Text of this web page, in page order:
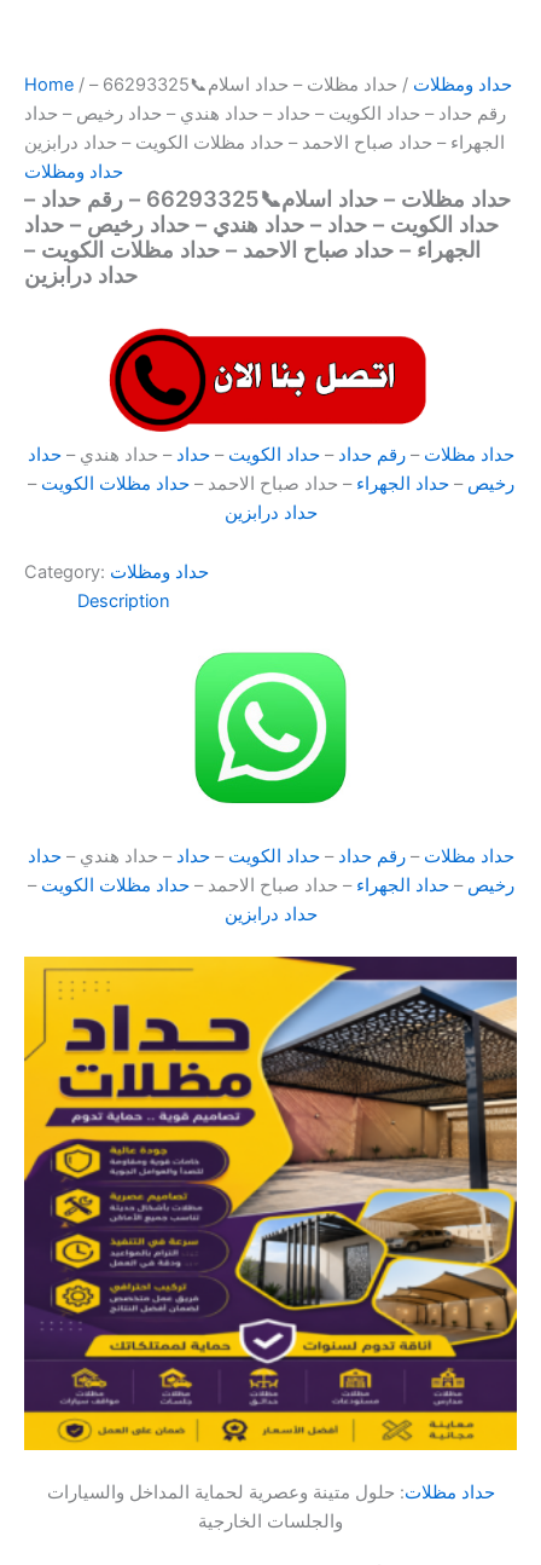
Home / حداد ومظلات
/ حداد مظلات – حداد اسلام📞66293325 –
رقم حداد – حداد الكويت – حداد – حداد هندي – حداد رخيص – حداد
الجهراء – حداد صباح الاحمد – حداد مظلات الكويت – حداد درابزين
حداد ومظلات
حداد مظلات – حداد اسلام📞66293325 – رقم حداد –
حداد الكويت – حداد – حداد هندي – حداد رخيص – حداد
الجهراء – حداد صباح الاحمد – حداد مظلات الكويت –
حداد درابزين
حداد مظلات –رقم حداد –حداد الكويت –حداد – حداد هندي –حداد
رخيص –حداد الجهراء – حداد صباح الاحمد –حداد مظلات الكويت –
حداد درابزين
Category: حداد ومظلات
Description
حداد مظلات –رقم حداد –حداد الكويت –حداد – حداد هندي –حداد
رخيص –حداد الجهراء – حداد صباح الاحمد –حداد مظلات الكويت –
حداد درابزين
حداد مظلات: حلول متينة وعصرية لحماية المداخل والسيارات
والجلسات الخارجية